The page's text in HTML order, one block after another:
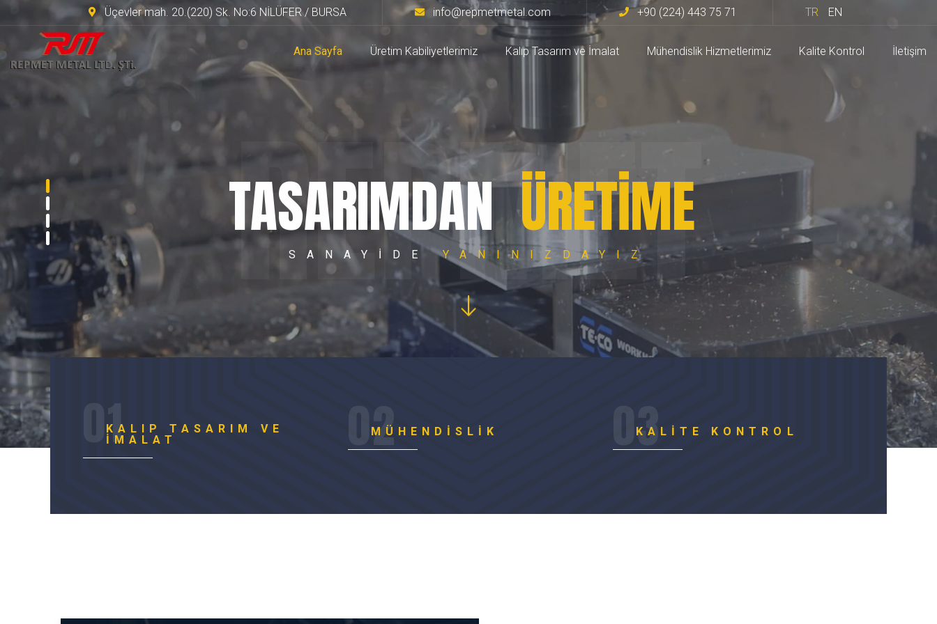
Üçevler mah. 20.(220) Sk. No:6 NİLÜFER / BURSA info@repmetmetal.com +90 (224) 443 75 71 TR EN
Ana Sayfa Üretim Kabiliyetlerimiz Kalıp Tasarım ve İmalat Mühendislik Hizmetlerimiz Kalite Kontrol İletişim
REPMET
TASARIMDANÜRETIME
SANAYIDEYANINIZDAYIZ
KALIP TASARIM VE
İMALAT
MÜHENDISLIK KALITE KONTROL